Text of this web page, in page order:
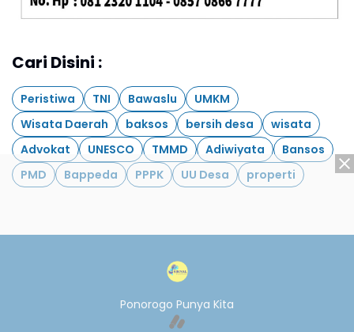
Cari Disini :
Peristiwa TNI Bawaslu
UMKM
Wisata Daerah
baksos bersih desa
wisata
Advokat
UNESCO TMMD Adiwiyata
Bansos
PMD
Bappeda PPPK UU Desa properti
Ponorogo Punya Kita